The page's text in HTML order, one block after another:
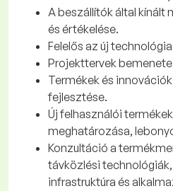
A beszállítók által kínált
és értékelése.
Felelős az új
Projekttervek
Termékek és
fejlesztése.
Új felhasználói
meghatározása,
Konzultáció a
távközlési
infrastruktúra és